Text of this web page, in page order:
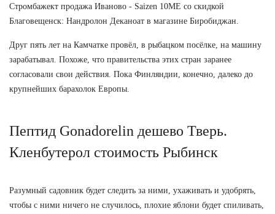
Стромбажект продажа Иваново - Saizen 10ME со скидкой
Благовещенск: Нандролон Деканоат в магазине Биробиджан.
Друг пять лет на Камчатке провёл, в рыбацком посёлке, на машину
зарабатывал. Похоже, что правительства этих стран заранее
согласовали свои действия. Пока Финляндии, конечно, далеко до
крупнейших барахолок Европы.
Пептид Gonadorelin дешево Тверь.
Кленбутерол стоимость Рыбинск
Разумный садовник будет следить за ними, ухаживать и удобрять,
чтобы с ними ничего не случилось, плохие яблони будет спиливать,